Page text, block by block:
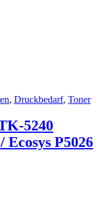
, Druckbedarf, Toner
5240
Ecosys P5026